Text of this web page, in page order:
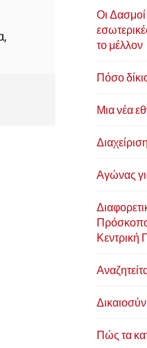
Οι
το μέλλον
Πόσο
Μια νέα
Αγώνας
Κεντρική
Πώς τα